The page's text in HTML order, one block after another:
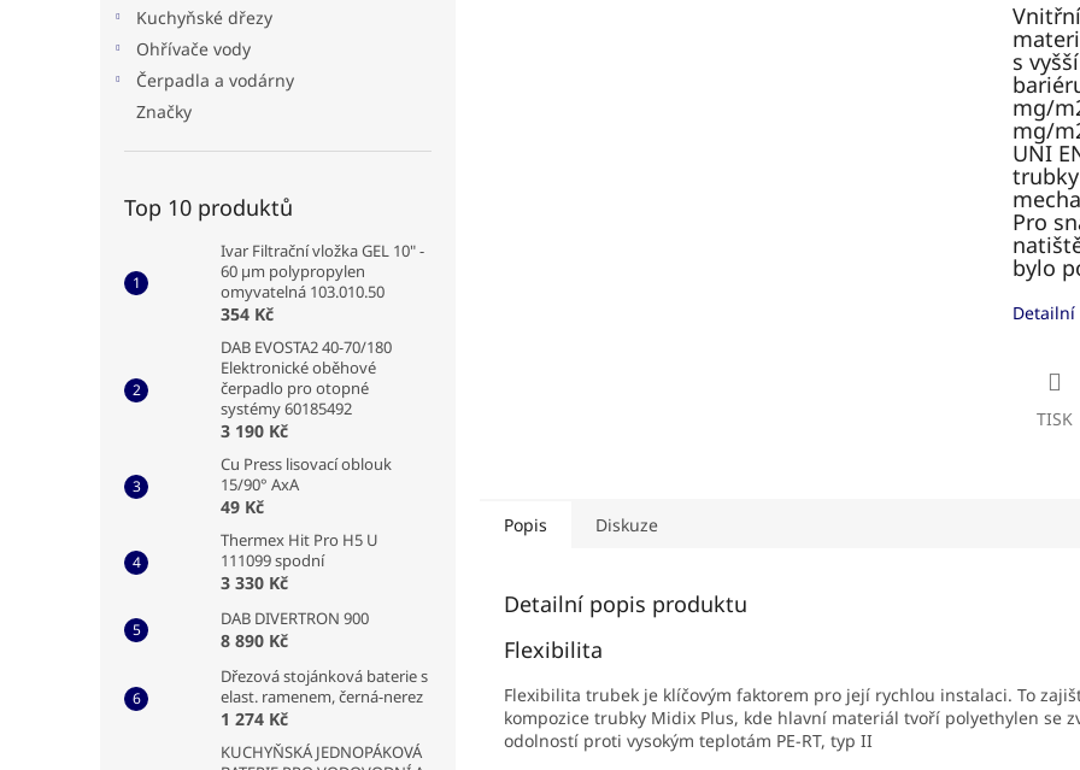
Kuchyňské dřezy
Ohřívače vody
Čerpadla a vodárny
Značky
Top 10 produktů
Ivar Filtrační vložka GEL 10" -
60 µm polypropylen
omyvatelná 103.010.50
354 Kč
DAB EVOSTA2 40-70/180
Elektronické oběhové
čerpadlo pro otopné
systémy 60185492
3 190 Kč
Cu Press lisovací oblouk
15/90° AxA
49 Kč
Thermex Hit Pro H5 U
111099 spodní
3 330 Kč
DAB DIVERTRON 900
8 890 Kč
Dřezová stojánková baterie s
elast. ramenem, černá-nerez
1 274 Kč
KUCHYŇSKÁ JEDNOPÁKOVÁ
s
mg/
mg/
UNI
Pro
bylo
TISK
Popis Diskuze
Detailní popis produktu
Flexibilita
Flexibilita trubek je klíčovým faktorem pro její rychlou instalaci. To
kompozice trubky Midix Plus, kde hlavní materiál tvoří polyethylen se
odolností proti vysokým teplotám PE-RT, typ II